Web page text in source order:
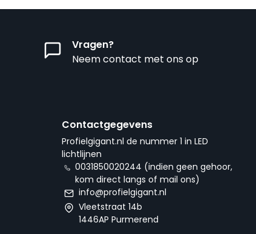
Vragen?
Neem contact met ons op
Contactgegevens
Profielgigant.nl de nummer 1 in LED
lichtlijnen
0031850020244 (indien geen gehoor,
kom direct langs of mail ons)
info@profielgigant.nl
Vleetstraat 14b
1446AP Purmerend